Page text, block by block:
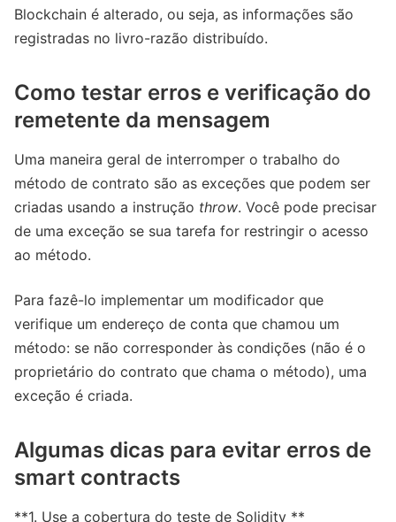
Blockchain é alterado, ou seja, as informações são
registradas no livro-razão distribuído.
Como testar erros e verificação do
remetente da mensagem
Uma maneira geral de interromper o trabalho do
método de contrato são as exceções que podem ser
criadas usando a instrução throw. Você pode precisar
de uma exceção se sua tarefa for restringir o acesso
ao método.
Para fazê-lo implementar um modificador que
verifique um endereço de conta que chamou um
método: se não corresponder às condições (não é o
proprietário do contrato que chama o método), uma
exceção é criada.
Algumas dicas para evitar erros de
smart contracts
**1. Use a cobertura do teste de Solidity **